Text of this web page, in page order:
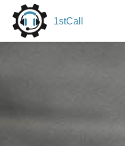
1stCall